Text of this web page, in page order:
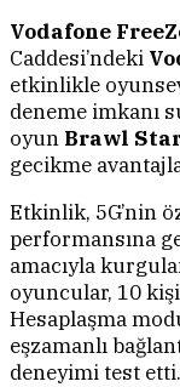
Vodafone
Caddesi’ndeki
etkinlikle
deneme imkanı
oyun Brawl
gecikme
Etkinlik, 5G’nin
performansına
amacıyla
oyuncular, 10
Hesaplaşma
eşzamanlı
deneyimi test etti.